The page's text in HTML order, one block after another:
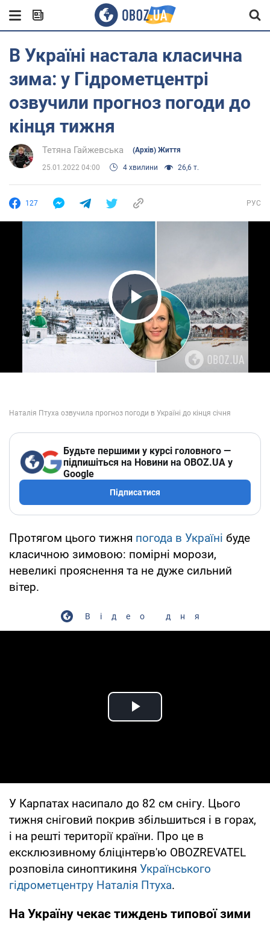
В Україні настала класична
зима: у Гідрометцентрі
озвучили прогноз погоди до
кінця тижня
Тетяна Гайжевська (Архів) Життя
25.01.2022 04:00 4 хвилини 26,6 т.
127 РУС
Play Video
Будьте першими у курсі головного —
підпишіться на Новини на OBOZ.UA у
Google
Підписатися
Протягом цього тижня погода в Україні буде
класичною зимовою: помірні морози,
невеликі прояснення та не дуже сильний
вітер.
Відео дня
Play Video
У Карпатах насипало до 82 см снігу. Цього
тижня сніговий покрив збільшиться і в горах,
і на решті території країни. Про це в
ексклюзивному бліцінтерв'ю OBOZREVATEL
розповіла синоптикиня Українського
гідрометцентру Наталія Птуха.
На Україну чекає тиждень типової зими